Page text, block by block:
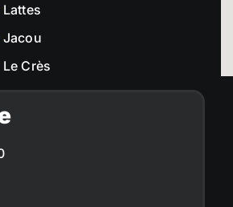
Lattes
Jacou
Le Crès